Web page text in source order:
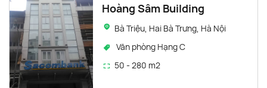
Hoàng Sâm Building
Bà Triệu, Hai Bà Trưng, Hà Nội
Văn phòng Hạng C
50 - 280 m2